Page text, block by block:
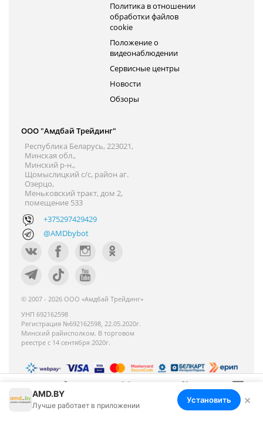
Меню Корзина Избранное Сравнение Войти
Политика в отношении
обработки файлов
cookie
Положение о
видеонаблюдении
Сервисные центры
Новости
Обзоры
ООО "Амдбай Трейдинг"
Республика Беларусь, 223021,
Минская обл.,
Минский р-н.,
Щомыслицкий с/с, район аг.
Озерцо,
Меньковский тракт, дом 2,
помещение 533
+375297429429
@AMDbybot
© 2007 - 2026 ООО «Амдбай Трейдинг»
УНП 692162598
Регистрация №692162598, 22.05.2020г.
Минский райисполком. В торговом
реестре с 14 сентября 2020г.
Номер телефона работников местных
исполнительных и распорядительных органов по
AMD.BY
Лучше работает в приложении
Установить ×